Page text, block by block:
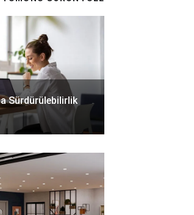
Sürdürülebilirlik